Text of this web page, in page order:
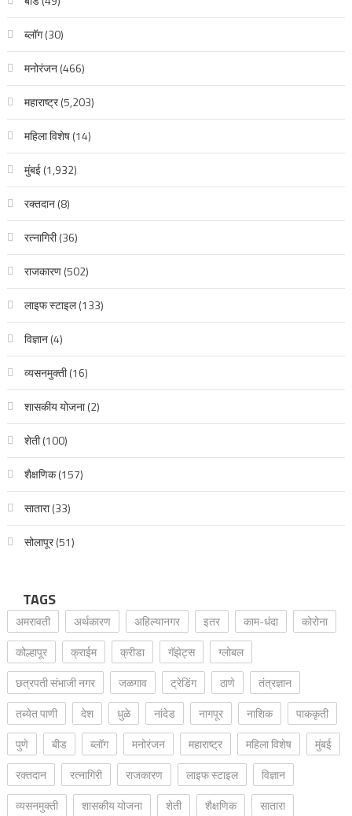
ब्लॉग(30)
मनोरंजन(466)
महाराष्ट्र(5,203)
महिला विशेष(14)
मुंबई(1,932)
रक्‍तदान(8)
रत्नागिरी(36)
राजकारण(502)
लाइफ स्टाइल(133)
विज्ञान(4)
व्यसनमुक्ती(16)
शासकीय योजना(2)
शेती(100)
शैक्षणिक(157)
सातारा(33)
सोलापूर(51)
TAGS
अमरावती अर्थकारण अहिल्यानगर इतर काम-धंदा
कोरोना
कोल्हापूर
क्राईम क्रीडा गॅझेट्स
ग्लोबल
छत्रपती संभाजी नगर
जळगाव ट्रेडिंग ठाणे
तंत्रज्ञान
तब्येत पाणी
देश धुळे नांदेड नागपूर नाशिक
पाककृती
पुणे
बीड ब्लॉग मनोरंजन महाराष्ट्र महिला विशेष
मुंबई
रक्‍तदान
रत्नागिरी राजकारण लाइफ स्टाइल
विज्ञान
व्यसनमुक्ती
शासकीय योजना शेती शैक्षणिक
सातारा